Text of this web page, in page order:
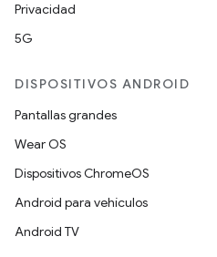
Privacidad
5G
DISPOSITIVOS ANDROID
Pantallas grandes
Wear OS
Dispositivos ChromeOS
Android para vehículos
Android TV